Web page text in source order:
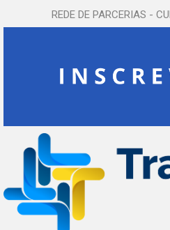
REDE DE PARCERIAS -